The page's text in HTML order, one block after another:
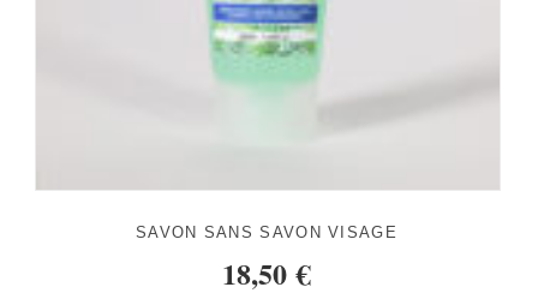
SAVON SANS SAVON VISAGE
18,50€